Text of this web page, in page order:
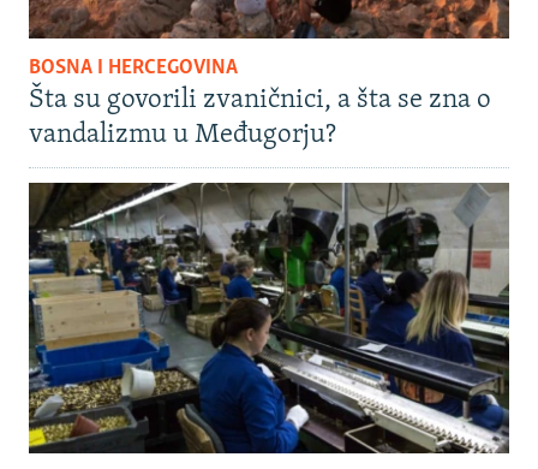
BOSNA I HERCEGOVINA
Šta su govorili zvaničnici, a šta se zna o
vandalizmu u Međugorju?